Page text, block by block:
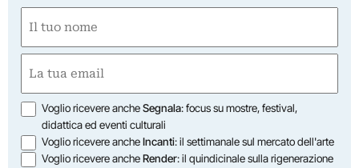
(Required)
First
(Required)
Opzioni
Voglio ricevere ancheSegnala: focus su mostre, festival,
didattica ed eventi culturali
Voglio ricevere ancheIncanti: il settimanale sul mercato dell'arte
Voglio ricevere ancheRender: il quindicinale sulla rigenerazione